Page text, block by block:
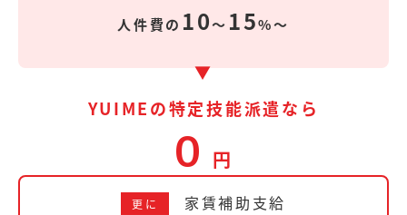
人件費の 10〜 15%〜
▼
YUIMEの特定技能派遣なら
0 円
更に
家賃補助支給